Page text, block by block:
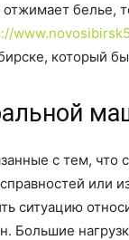
белье,
который
с тем, что
или
ситуацию
Большие